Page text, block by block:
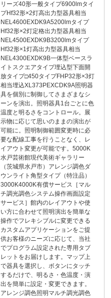
リーズ40形一般タイプ6900lmタイ
プHf32形×2灯高出力型器具相当
NEL4600EXDK9A5200lmタイプ
Hf32形×2灯定格出力型器具相当
NEL4500EXDK9B3200lmタイプ
Hf32形×1灯高出力型器具相当
NEL4300EXDK9B一体型ベースラ
イトスクエアタイプ埋込型下面開
放タイプ□450タイプFHP32形×3灯
相当埋込XL373PEXCDK9A照明器
具を個別に制御してさまざまなシ
ーンを演出。照明器具1台ごとに色
温度と明るさをコントロール。展
示物に応じて思いのままの演出が
可能に。照明制御範囲変更時に必
要な配線工事を行うことなく、レ
イアウト変更が可能です。5000K
水戸芸術館現代美術ギャラリー
（茨城県水戸市）アレンジ調色ダ
ウンライト角型タイプ（特注品）
3000K4000K有償サービス［マル
チ調光調色システム操作画面設定
サービス］館内のレイアウトや使
い方に合わせて照明演出を簡単な
操作でフレキシブルに変更できる
カスタムアプリケーションをご提
供お客様のニーズに応じて、当社
でプログラム設定された専用タブ
レットをお届けします。マップ上
で器具を選択し、ボタンにタッチ
するだけで、明るさ・色温度・演
出を簡単に設定・変更できます。
アレンジ調色照明マルチ調光調色